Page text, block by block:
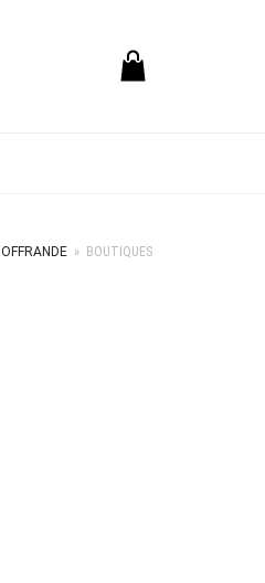
OFFRANDE » BOUTIQUES